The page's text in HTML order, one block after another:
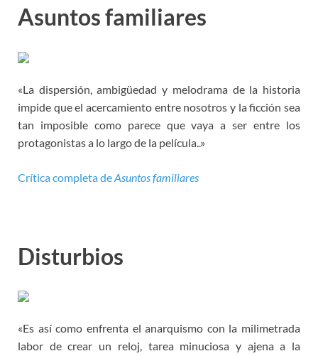
Asuntos familiares
«La dispersión, ambigüedad y melodrama de la historia
impide que el acercamiento entre nosotros y la ficción sea
tan imposible como parece que vaya a ser entre los
protagonistas a lo largo de la película..»
Crítica completa deAsuntos familiares
Disturbios
«Es así como enfrenta el anarquismo con la milimetrada
labor de crear un reloj, tarea minuciosa y ajena a la